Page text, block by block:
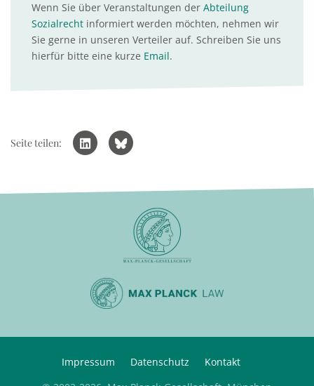
Wenn Sie über Veranstaltungen der Abteilung
Sozialrecht informiert werden möchten, nehmen wir
Sie gerne in unseren Verteiler auf. Schreiben Sie uns
hierfür bitte eine kurze Email.
Seite teilen:
Impressum Datenschutz
Kontakt